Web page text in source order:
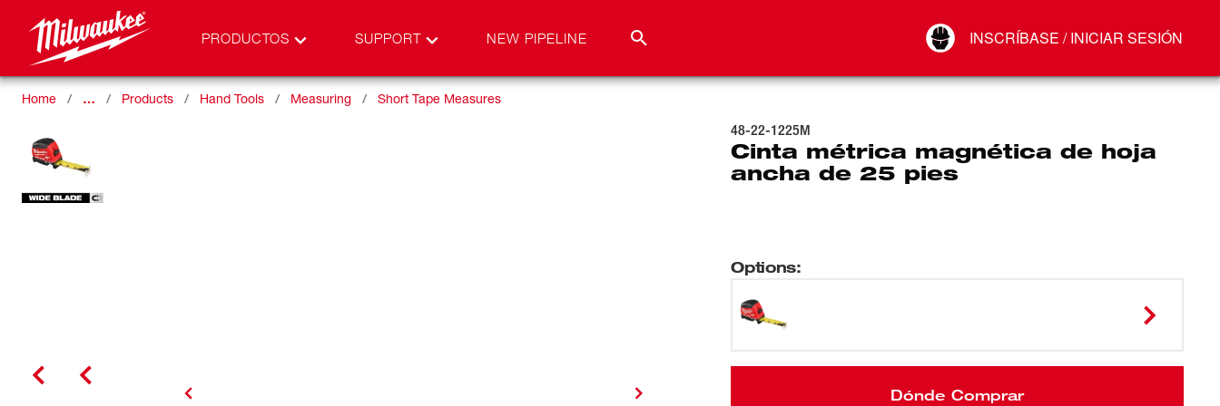
PRODUCTOS SUPPORT NEW PIPELINE INSCRÍBASE / INICIAR SESIÓN
Conectar
Home … Products Hand Tools Measuring Short Tape Measures
48-22-1225M
Cinta métrica magnética de hoja
ancha de 25 pies
Options:
Dónde Comprar